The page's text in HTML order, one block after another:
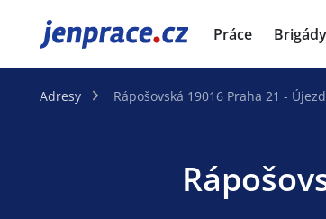
JenPráce.cz Práce Brigády
Adresy Rápošovská 19016 Praha 21 -